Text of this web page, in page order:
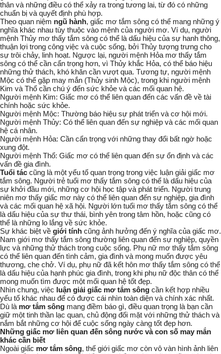
thân và những điều có thể xảy ra trong tương lai, từ đó có những
chuẩn bị và quyết định phù hợp.
Theo quan niệm ngũ hành, giấc mơ tắm sông có thể mang những ý
nghĩa khác nhau tùy thuộc vào mệnh của người mơ. Ví dụ, người
mệnh Thủy mơ thấy tắm sông có thể là dấu hiệu của sự hanh thông,
thuận lợi trong công việc và cuộc sống, bởi Thủy tượng trưng cho
sự trôi chảy, linh hoạt. Ngược lại, người mệnh Hỏa mơ thấy tắm
sông có thể cần cẩn trọng hơn, vì Thủy khắc Hỏa, có thể báo hiệu
những thử thách, khó khăn cần vượt qua. Tương tự, người mệnh
Mộc có thể gặp may mắn (Thủy sinh Mộc), trong khi người mệnh
Kim và Thổ cần chú ý đến sức khỏe và các mối quan hệ.
Người mệnh Kim: Giấc mơ có thể liên quan đến các vấn đề về tài
chính hoặc sức khỏe.
Người mệnh Mộc: Thường báo hiệu sự phát triển và cơ hội mới.
Người mệnh Thủy: Có thể liên quan đến sự nghiệp và các mối quan
hệ cá nhân.
Người mệnh Hỏa: Cần cẩn trọng với những thay đổi bất ngờ hoặc
xung đột.
Người mệnh Thổ: Giấc mơ có thể liên quan đến sự ổn định và các
vấn đề gia đình.
Tuổi tác cũng là một yếu tố quan trọng trong việc luận giải giấc mơ
tắm sông. Người trẻ tuổi mơ thấy tắm sông có thể là dấu hiệu của
sự khởi đầu mới, những cơ hội học tập và phát triển. Người trung
niên mơ thấy giấc mơ này có thể liên quan đến sự nghiệp, gia đình
và các mối quan hệ xã hội. Người lớn tuổi mơ thấy tắm sông có thể
là dấu hiệu của sự thư thái, bình yên trong tâm hồn, hoặc cũng có
thể là những lo lắng về sức khỏe.
Sự khác biệt về giới tính cũng ảnh hưởng đến ý nghĩa của giấc mơ.
Nam giới mơ thấy tắm sông thường liên quan đến sự nghiệp, quyền
lực và những thử thách trong cuộc sống. Phụ nữ mơ thấy tắm sông
có thể liên quan đến tình cảm, gia đình và mong muốn được yêu
thương, che chở. Ví dụ, phụ nữ đã kết hôn mơ thấy tắm sông có thể
là dấu hiệu của hạnh phúc gia đình, trong khi phụ nữ độc thân có thể
mong muốn tìm được một mối quan hệ tốt đẹp.
Nhìn chung, việc luận giải giấc mơ tắm sông cần kết hợp nhiều
yếu tố khác nhau để có được cái nhìn toàn diện và chính xác nhất.
Dù là mơ tắm sông mang điềm báo gì, điều quan trọng là bạn cần
giữ một tinh thần lạc quan, chủ động đối mặt với những thử thách và
nắm bắt những cơ hội để cuộc sống ngày càng tốt đẹp hơn.
Những giấc mơ liên quan đến sông nước và con số may mắn
khác cần biết
Ngoài giấc mơ tắm sông, thế giới giấc mơ còn vô vàn hình ảnh liên